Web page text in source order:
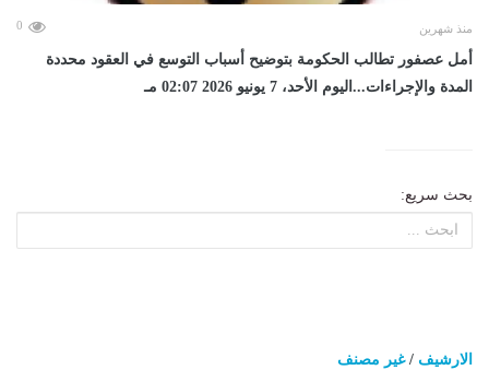
منذ شهرين 0
أمل عصفور تطالب الحكومة بتوضيح أسباب التوسع في العقود محددة
المدة والإجراءات...اليوم الأحد، 7 يونيو 2026 02:07 مـ
بحث سريع:
الارشيف /غير مصنف